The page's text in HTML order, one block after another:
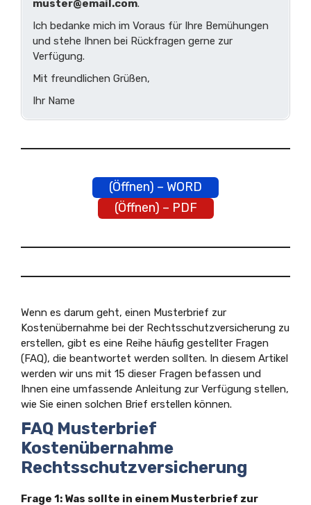
muster@email.com.
Ich bedanke mich im Voraus für Ihre Bemühungen
und stehe Ihnen bei Rückfragen gerne zur
Verfügung.
Mit freundlichen Grüßen,
Ihr Name
(Öffnen) – WORD
(Öffnen) – PDF
Wenn es darum geht, einen Musterbrief zur
Kostenübernahme bei der Rechtsschutzversicherung zu
erstellen, gibt es eine Reihe häufig gestellter Fragen
(FAQ), die beantwortet werden sollten. In diesem Artikel
werden wir uns mit 15 dieser Fragen befassen und
Ihnen eine umfassende Anleitung zur Verfügung stellen,
wie Sie einen solchen Brief erstellen können.
FAQ Musterbrief
Kostenübernahme
Rechtsschutzversicherung
Frage 1: Was sollte in einem Musterbrief zur